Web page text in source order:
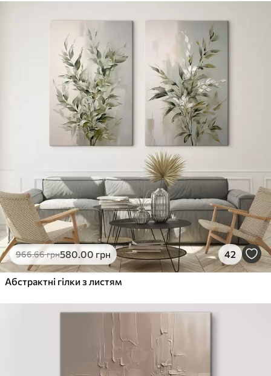
966.66грн580.00 грн 42
Абстрактні гілки з листям